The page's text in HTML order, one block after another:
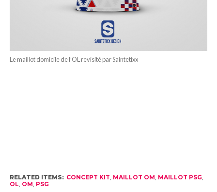
Le maillot domicile de l’OL revisité par Saintetixx
RELATED ITEMS: CONCEPT KIT, MAILLOT OM, MAILLOT PSG,
OL, OM, PSG